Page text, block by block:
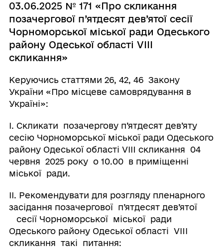
03.06.2025 № 171 «Про скликання
позачергової п’ятдесят дев’ятої сесії
Чорноморської міської ради Одеського
району Одеської області VIІI
скликання»
Керуючись статтями 26, 42, 46 Закону
України «Про місцеве самоврядування в
Україні»:
І. Скликати позачергову п’ятдесят дев’яту
сесію Чорноморської міської ради Одеського
району Одеської області VІII скликання 04
червня 2025 року о 10.00 в приміщенні
міської ради.
ІІ. Рекомендувати для розгляду пленарного
засідання позачергової п’ятдесят дев’ятої
сесії Чорноморської міської ради
Одеського району Одеської області VIIІ
скликання такі питання: